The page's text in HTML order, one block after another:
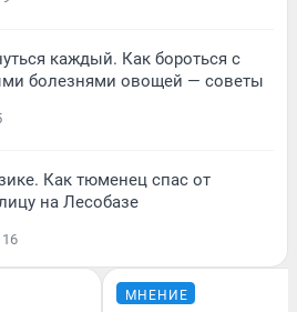
каждый. Как бороться с
болезнями овощей — советы
Как тюменец спас от
на Лесобазе
МНЕНИЕ